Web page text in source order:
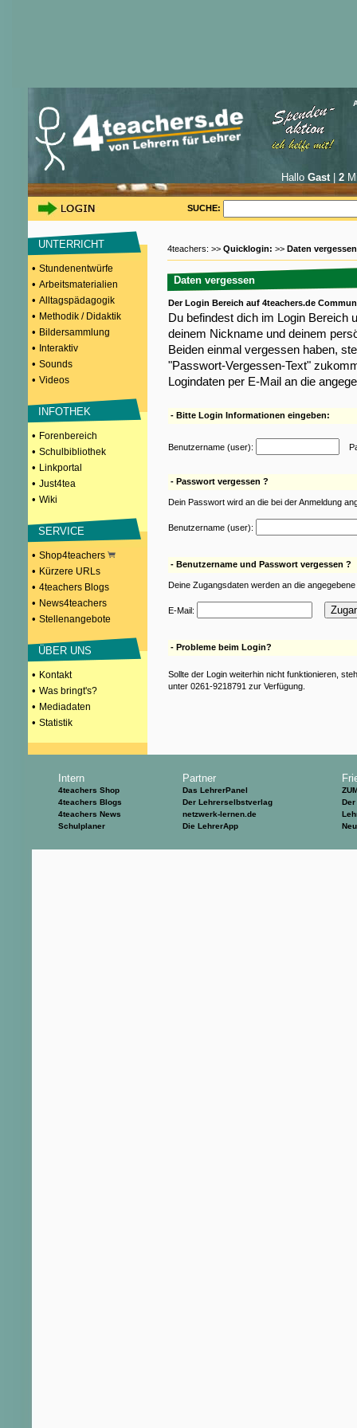
Hallo Gast| 2
SUCHE:
UNTERRICHT
• Stundenentwürfe
• Arbeitsmaterialien
• Alltagspädagogik
• Methodik / Didaktik
• Bildersammlung
• Interaktiv
• Sounds
• Videos
INFOTHEK
• Forenbereich
• Schulbibliothek
• Linkportal
• Just4tea
• Wiki
SERVICE
• Shop4teachers
• Kürzere URLs
• 4teachers Blogs
• News4teachers
• Stellenangebote
ÜBER UNS
• Kontakt
• Was bringt's?
• Mediadaten
• Statistik
4teachers: >> Quicklogin: >> Daten vergessen
Daten vergessen
Der Login Bereich auf 4teachers.de
Du befindest dich im Login Bereich
deinem Nickname und deinem
Beiden einmal vergessen haben,
"Passwort-Vergessen-Text"
Logindaten per E-Mail an die
- Bitte Login Informationen eingeben:
Benutzername (user):
- Passwort vergessen ?
Dein Passwort wird an die bei der Anmeldung
Benutzername (user):
- Benutzername und Passwort vergessen ?
Deine Zugangsdaten werden an die
E-Mail:
- Probleme beim Login?
Sollte der Login weiterhin nicht funktionieren,
unter 0261-9218791 zur Verfügung.
Intern
4teachers Shop
4teachers Blogs
4teachers News
Schulplaner
Partner
Das LehrerPanel
Der Lehrerselbstverlag
netzwerk-lernen.de
Die LehrerApp